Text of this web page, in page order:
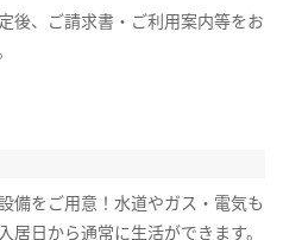
後、ご請求書・ご利用案内等をお
備をご用意！水道やガス・電気も
居日から通常に生活ができます。